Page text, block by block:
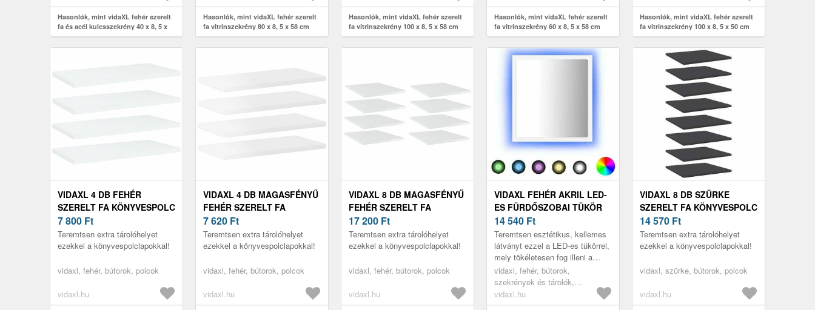
Hasonlók, mint vidaXL fehér szerelt
fa és acél kulcsszekrény 40 x 8, 5 x
20 cm
Hasonlók, mint vidaXL fehér szerelt
fa vitrinszekrény 80 x 8, 5 x 58 cm
Hasonlók, mint vidaXL fehér szerelt
fa vitrinszekrény 100 x 8, 5 x 58 cm
Hasonlók, mint vidaXL fehér szerelt
fa vitrinszekrény 60 x 8, 5 x 58 cm
Hasonlók, mint vidaXL fehér szerelt
fa vitrinszekrény 100 x 8, 5 x 50 cm
VIDAXL 4 DB FEHÉR
SZERELT FA KÖNYVESPOLC
40 X 20 X 1, 5 CM
7 800 Ft
Teremtsen extra tárolóhelyet
ezekkel a könyvespolclapokkal!
vidaxl, fehér, bútorok, polcok
vidaxl.hu
VIDAXL 4 DB MAGASFÉNYŰ
FEHÉR SZERELT FA
KÖNYVESPOLC 40 X 20 X 1,
5 CM
7 620 Ft
Teremtsen extra tárolóhelyet
ezekkel a könyvespolclapokkal!
vidaxl, fehér, bútorok, polcok
vidaxl.hu
VIDAXL 8 DB MAGASFÉNYŰ
FEHÉR SZERELT FA
KÖNYVESPOLC 40 X 50 X 1,
5 CM
17 200 Ft
Teremtsen extra tárolóhelyet
ezekkel a könyvespolclapokkal!
vidaxl, fehér, bútorok, polcok
vidaxl.hu
VIDAXL FEHÉR AKRIL LED-
ES FÜRDŐSZOBAI TÜKÖR
40 X 8, 5 X 37 CM
14 540 Ft
Teremtsen esztétikus, kellemes
látványt ezzel a LED-es tükörrel,
mely tökéletesen fog illeni a
fürdőszobába vagy bármely más
helyiségbe!
vidaxl, fehér, bútorok,
szekrények és tárolók,
pipereszekrények, fürdőszobai
vidaxl.hu
VIDAXL 8 DB SZÜRKE
SZERELT FA KÖNYVESPOLC
40 X 40 X 1, 5 CM
14 570 Ft
Teremtsen extra tárolóhelyet
ezekkel a könyvespolclapokkal!
vidaxl, szürke, bútorok, polcok
vidaxl.hu